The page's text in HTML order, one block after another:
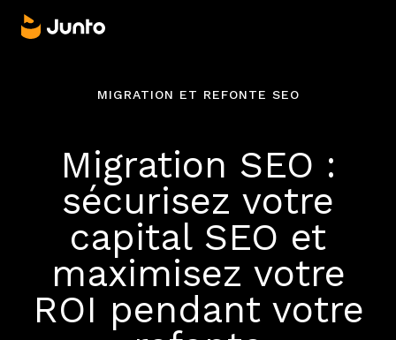
MIGRATION ET REFONTE SEO
Migration SEO :
sécurisez votre
capital SEO et
maximisez votre
ROI pendant votre